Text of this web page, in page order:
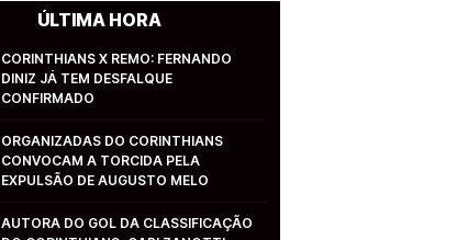
ÚLTIMA HORA
CORINTHIANS X REMO: FERNANDO
DINIZ JÁ TEM DESFALQUE
CONFIRMADO
ORGANIZADAS DO CORINTHIANS
CONVOCAM A TORCIDA PELA
EXPULSÃO DE AUGUSTO MELO
AUTORA DO GOL DA CLASSIFICAÇÃO